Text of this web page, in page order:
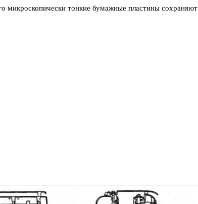
микроскопически тонкие бумажные пластины сохраняют